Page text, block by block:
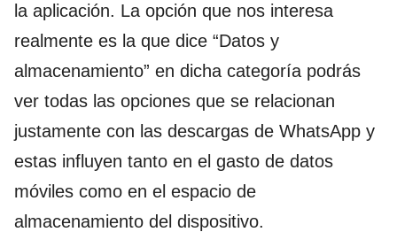
la aplicación. La opción que nos interesa
realmente es la que dice “Datos y
almacenamiento” en dicha categoría podrás
ver todas las opciones que se relacionan
justamente con las descargas de WhatsApp y
estas influyen tanto en el gasto de datos
móviles como en el espacio de
almacenamiento del dispositivo.